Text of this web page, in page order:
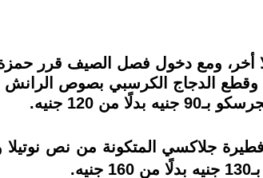
أخر، ومع دخول فصل الصيف قرر